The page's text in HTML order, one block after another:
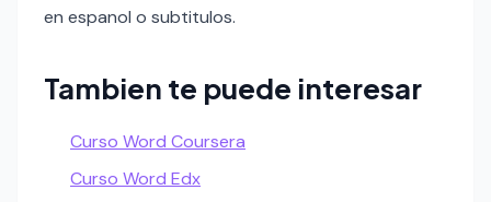
en espanol o subtitulos.
Tambien te puede interesar
Curso Word Coursera
Curso Word Edx